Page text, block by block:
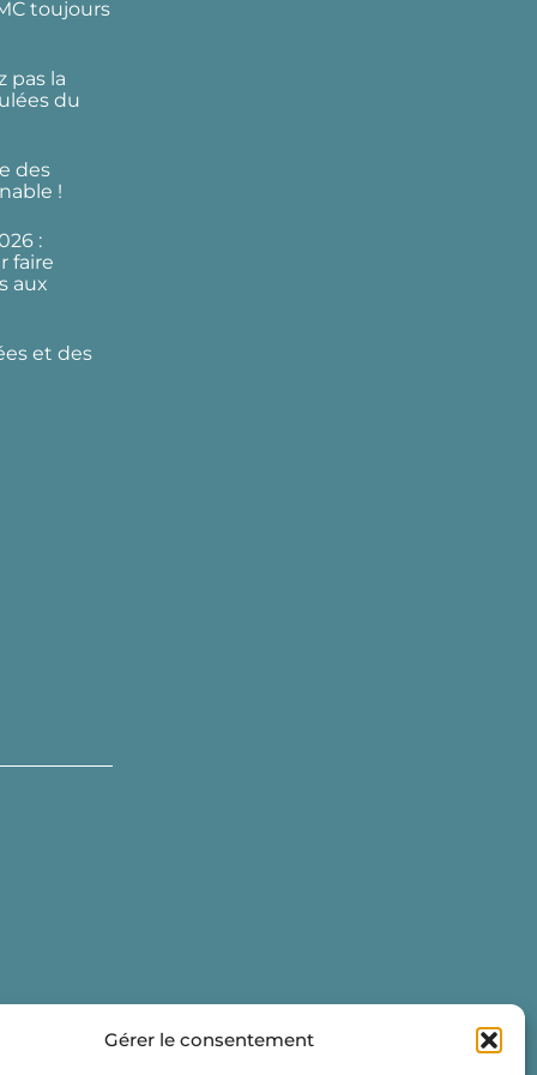
Gérer le consentement
toujours
pas la
du
des
!
:
faire
aux
et des